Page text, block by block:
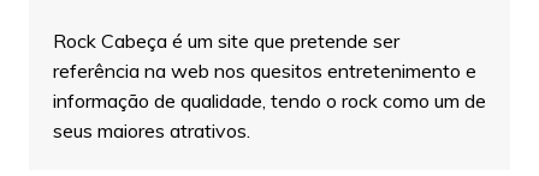
Rock Cabeça é um site que pretende ser
referência na web nos quesitos entretenimento e
informação de qualidade, tendo o rock como um de
seus maiores atrativos.